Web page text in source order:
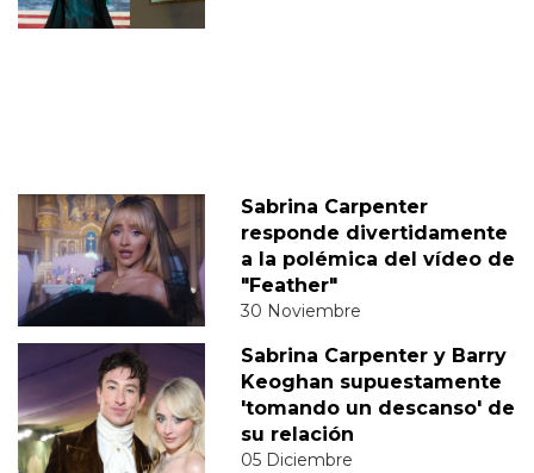
Sabrina Carpenter
responde divertidamente
a la polémica del vídeo de
"Feather"
30 Noviembre
Sabrina Carpenter y Barry
Keoghan supuestamente
'tomando un descanso' de
su relación
05 Diciembre